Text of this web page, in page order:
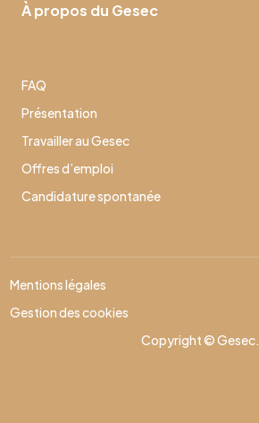
À propos du Gesec
FAQ
Présentation
Travailler au Gesec
Offres d’emploi
Candidature spontanée
Copyright © Gesec.
Mentions légales
Gestion des cookies